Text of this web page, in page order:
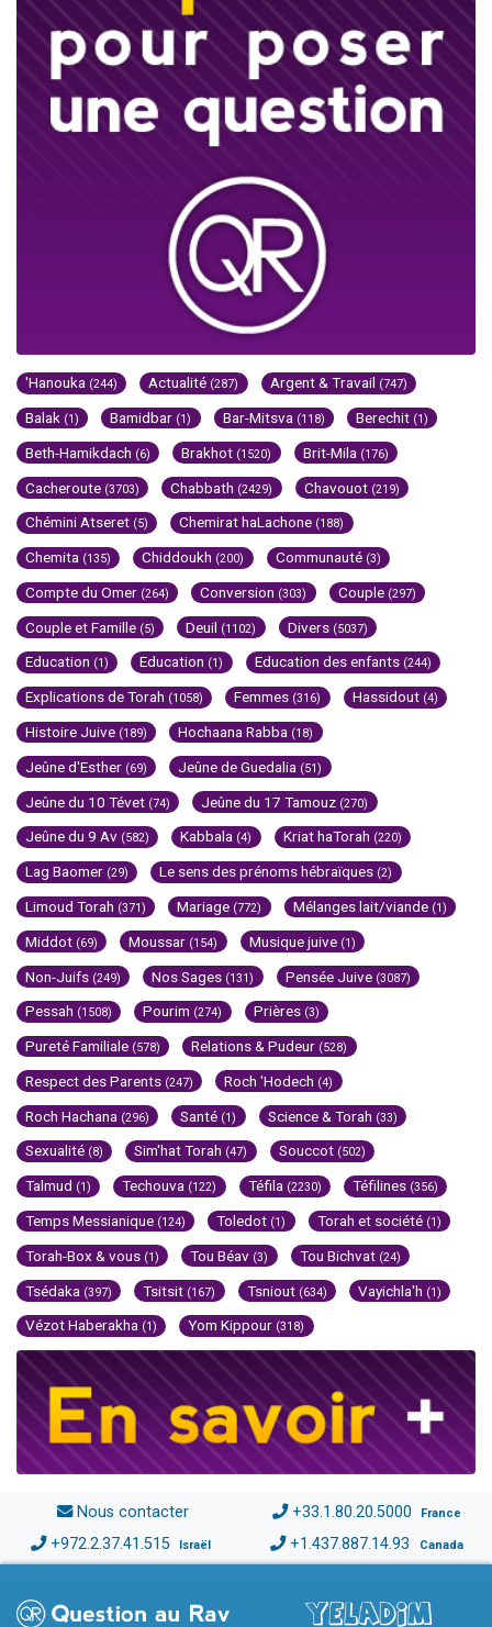
'Hanouka (244) Actualité (287) Argent & Travail (747)
Balak (1) Bamidbar (1) Bar-Mitsva (118) Berechit (1)
Beth-Hamikdach (6) Brakhot (1520) Brit-Mila (176)
Cacheroute (3703) Chabbath (2429) Chavouot (219)
Chémini Atseret (5) Chemirat haLachone (188)
Chemita (135) Chiddoukh (200) Communauté (3)
Compte du Omer (264) Conversion (303) Couple (297)
Couple et Famille (5) Deuil (1102) Divers (5037)
Education (1) Education (1) Education des enfants (244)
Explications de Torah (1058) Femmes (316) Hassidout (4)
Histoire Juive (189) Hochaana Rabba (18)
Jeûne d'Esther (69) Jeûne de Guedalia (51)
Jeûne du 10 Tévet (74) Jeûne du 17 Tamouz (270)
Jeûne du 9 Av (582) Kabbala (4) Kriat haTorah (220)
Lag Baomer (29) Le sens des prénoms hébraïques (2)
Limoud Torah (371) Mariage (772) Mélanges lait/viande (1)
Middot (69) Moussar (154) Musique juive (1)
Non-Juifs (249) Nos Sages (131) Pensée Juive (3087)
Pessah (1508) Pourim (274) Prières (3)
Pureté Familiale (578) Relations & Pudeur (528)
Respect des Parents (247) Roch 'Hodech (4)
Roch Hachana (296) Santé (1) Science & Torah (33)
Sexualité (8) Sim'hat Torah (47) Souccot (502)
Talmud (1) Techouva (122) Téfila (2230) Téfilines (356)
Temps Messianique (124) Toledot (1) Torah et société (1)
Torah-Box & vous (1) Tou Béav (3) Tou Bichvat (24)
Tsédaka (397) Tsitsit (167) Tsniout (634) Vayichla'h (1)
Vézot Haberakha (1) Yom Kippour (318)
Nous contacter +33.1.80.20.5000 France
+972.2.37.41.515 Israël +1.437.887.14.93 Canada